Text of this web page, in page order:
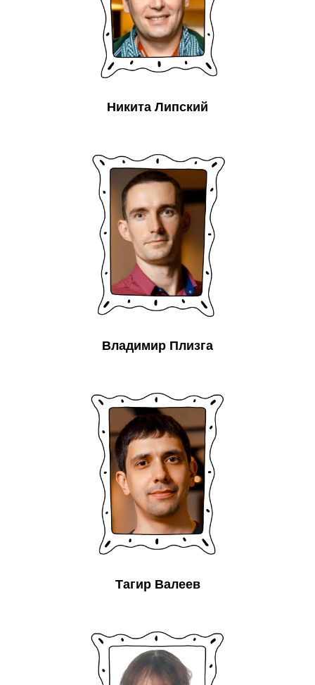
Никита Липский
Владимир Плизга
Тагир Валеев